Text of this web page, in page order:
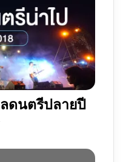
ดนตรีปลายปี